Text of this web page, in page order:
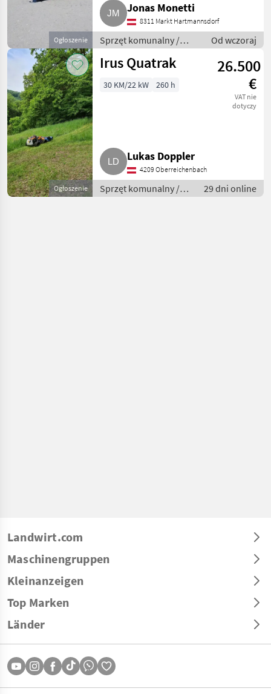
Ogłoszenie
Jonas Monetti
8311 Markt Hartmannsdorf
Sprzęt komunalny /
Kosiarki wysięgnikowe
Od wczoraj
Ogłoszenie
Irus Quatrak
26.500
€
VAT nie
dotyczy
30 KM/22 kW 260 h
Lukas Doppler
4209 Oberreichenbach
Sprzęt komunalny /
Kosiarki wysięgnikowe
29 dni online
Landwirt.com
Maschinengruppen
Kleinanzeigen
Top Marken
Länder